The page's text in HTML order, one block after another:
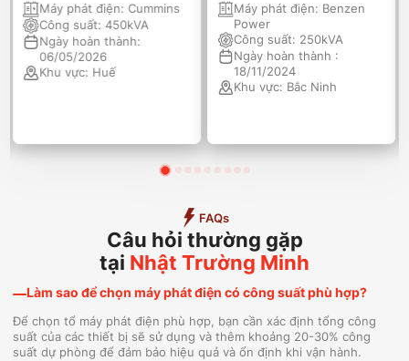
Máy phát điện: Cummins
Công suất:450kVA
Ngày hoàn thành:
06/05/2026
Khu vực: Huế
Máy phát điện: Benzen
Power
Công suất: 250kVA
Ngày hoàn thành :
18/11/2024
Khu vực: Bắc Ninh
FAQs
Câu hỏi thường gặp
tại Nhật Trường Minh
Làm sao để chọn máy phát điện có công suất phù hợp?
Để chọn tổ máy phát điện phù hợp, bạn cần xác định tổng công
suất của các thiết bị sẽ sử dụng và thêm khoảng 20-30% công
suất dự phòng để đảm bảo hiệu quả và ổn định khi vận hành.